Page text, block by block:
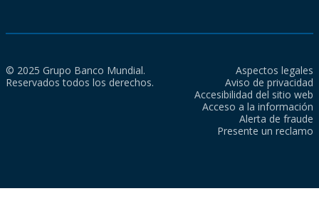
© 2025 Grupo Banco Mundial.
Reservados todos los derechos.
Aspectos legales
Aviso de privacidad
Accesibilidad del sitio web
Acceso a la información
Alerta de fraude
Presente un reclamo